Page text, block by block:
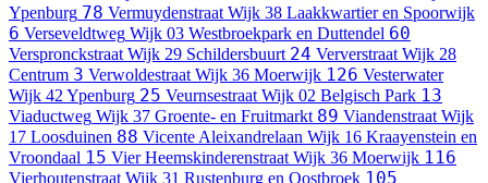
Ypenburg 78 Vermuydenstraat Wijk 38 Laakkwartier en Spoorwijk
6 Verseveldtweg Wijk 03 Westbroekpark en Duttendel 60
Verspronckstraat Wijk 29 Schildersbuurt 24 Ververstraat Wijk 28
Centrum 3 Verwoldestraat Wijk 36 Moerwijk 126 Vesterwater
Wijk 42 Ypenburg 25 Veurnsestraat Wijk 02 Belgisch Park 13
Viaductweg Wijk 37 Groente- en Fruitmarkt 89 Viandenstraat Wijk
17 Loosduinen 88 Vicente Aleixandrelaan Wijk 16 Kraayenstein en
Vroondaal 15 Vier Heemskinderenstraat Wijk 36 Moerwijk 116
Vierhoutenstraat Wijk 31 Rustenburg en Oostbroek 105